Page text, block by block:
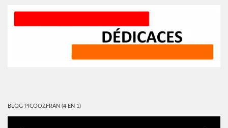
BLOG PICOOZFRAN (4 EN 1)